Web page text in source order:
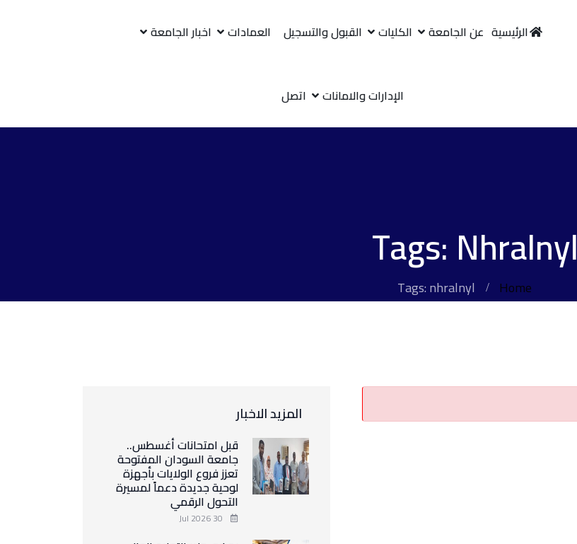
الرئيسية عن الجامعة الكليات القبول والتسجيل العمادات اخبار الجامعة
الإدارات والامانات اتصل
Tags: Nhralnyl
Home
Tags: nhralnyl
المزيد الاخبار
قبل امتحانات أغسطس..
جامعة السودان المفتوحة
تعزز فروع الولايات بأجهزة
لوحية جديدة دعماً لمسيرة
التحول الرقمي